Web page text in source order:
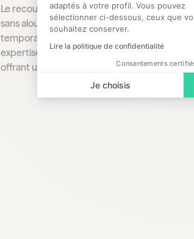
adaptés à votre profil. Vous pouvez
sélectionner ci-dessous, ceux que
souhaitez conserver.
Lire la politique de confidentialité
Consentements
Je choisis
Le recours aux contrats de travail
sans alourdir leur masse salariale avec des
temporaires tels que des pics d'activité, des
expertise particulière. En outre, les
offrant une évolution de carrière